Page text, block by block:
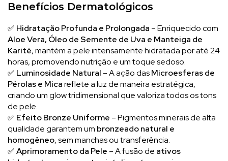
Benefícios Dermatológicos
✅ Hidratação Profunda e Prolongada – Enriquecido com
Aloe Vera, Óleo de Semente de Uva e Manteiga de
Karité, mantém a pele intensamente hidratada por até 24
horas, promovendo nutrição e um toque sedoso.
✅ Luminosidade Natural – A ação dasMicroesferas de
Pérolas e Micareflete a luz de maneira estratégica,
criando um glow tridimensional que valoriza todos os tons
de pele.
✅ Efeito Bronze Uniforme – Pigmentos minerais de alta
qualidade garantem um bronzeado natural e
homogêneo, sem manchas ou transferência.
✅Aprimoramento da Pele – A fusão de ativos